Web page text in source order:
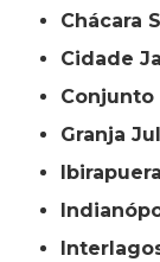
Cidade
Granja
Ibirapuera